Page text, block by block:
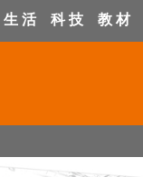
生 活 科 技 教 材